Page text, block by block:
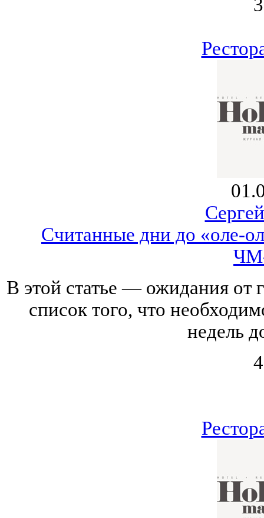
Считанные дни до «оле-
В этой статье — ожидания от
список того, что
недель